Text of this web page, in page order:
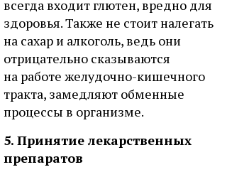
всегда входит глютен, вредно для
здоровья. Также не стоит налегать
на сахар и алкоголь, ведь они
отрицательно сказываются
на работе желудочно-кишечного
тракта, замедляют обменные
процессы в организме.
5. Принятие лекарственных
препаратов